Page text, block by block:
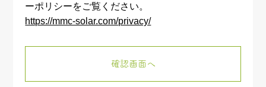
ーポリシーをご覧ください。
https://mmc-solar.com/privacy/